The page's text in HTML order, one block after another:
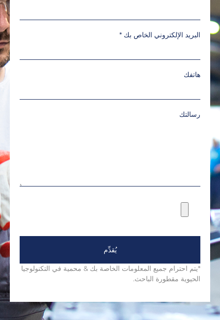
البريد الإلكتروني الخاص بك *
هاتفك
رسالتك
يُقدِّم
*يتم احترام جميع المعلومات الخاصة بك & محمية في التكنولوجيا
الحيوية مقطورة الباحث.